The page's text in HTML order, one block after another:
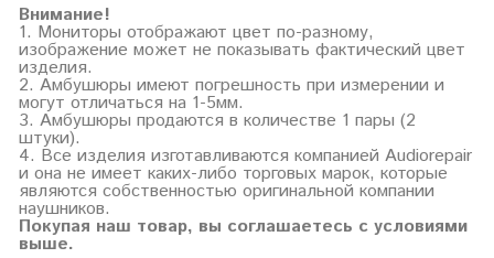
Внимание!
1. Мониторы отображают цвет по-разному,
изображение может не показывать фактический цвет
изделия.
2. Амбушюры имеют погрешность при измерении и
могут отличаться на 1-5мм.
3. Амбушюры продаются в количестве 1 пары (2
штуки).
4. Все изделия изготавливаются компанией Audiorepair
и она не имеет каких-либо торговых марок, которые
являются собственностью оригинальной компании
наушников.
Покупая наш товар, вы соглашаетесь с условиями
выше.